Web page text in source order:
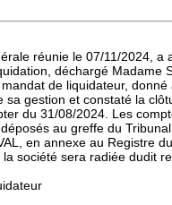
réunie le 07/11/2024, a
déchargé Madame
de liquidateur, donné
sa gestion et constaté la
du 31/08/2024. Les
au greffe du
en annexe au Registre
société sera radiée dudit